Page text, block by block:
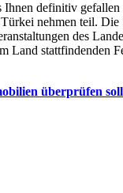
definitiv
nehmen teil.
des
Land stattfindenden
überprüfen